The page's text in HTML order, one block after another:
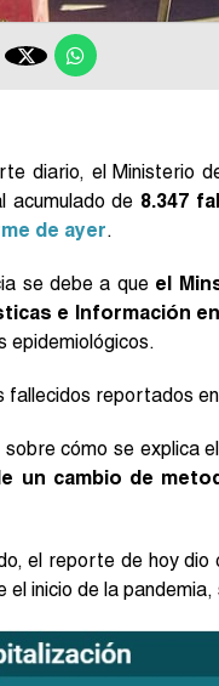

diario, el Ministerio
acumulado de 8.347
de ayer.
se debe a que el
e Información en
epidemiológicos.
fallecidos reportados
sobre cómo se explica
un cambio de
el reporte de hoy dio
el inicio de la